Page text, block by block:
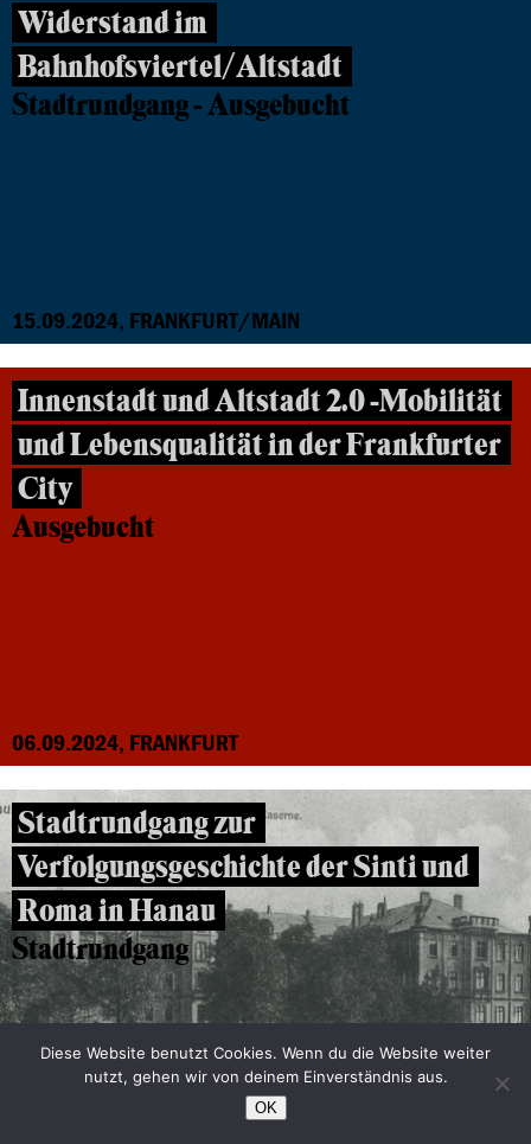
Widerstand im
Bahnhofsviertel/Altstadt
Stadtrundgang - Ausgebucht
15.09.2024, FRANKFURT/MAIN
Innenstadt und Altstadt 2.0 -Mobilität
und Lebensqualität in der Frankfurter
City
Ausgebucht
06.09.2024, FRANKFURT
Stadtrundgang zur
Verfolgungsgeschichte der Sinti und
Roma in Hanau
Stadtrundgang
Diese Website benutzt Cookies. Wenn du die Website weiter
nutzt, gehen wir von deinem Einverständnis aus.
OK